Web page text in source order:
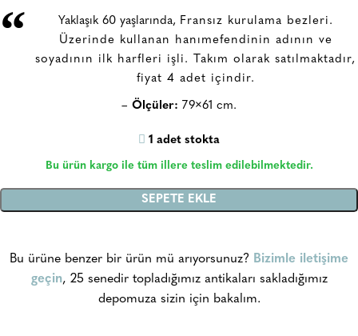
“ Yaklaşık 60 yaşlarında, Fransız kurulama bezleri.
Üzerinde kullanan hanımefendinin adının ve
soyadının ilk harfleri işli. Takım olarak satılmaktadır,
fiyat 4 adet içindir.
– Ölçüler: 79×61 cm.
1 adet stokta
Bu ürün kargo ile tüm illere teslim edilebilmektedir.
SEPETE EKLE
Bu ürüne benzer bir ürün mü arıyorsunuz? Bizimle iletişime
geçin, 25 senedir topladığımız antikaları sakladığımız
depomuza sizin için bakalım.